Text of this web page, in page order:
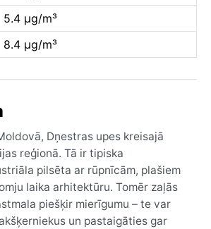
5.4 µg/m³
8.4 µg/m³
Dņestras upes kreisajā
reģionā. Tā ir tipiska
pilsēta ar rūpnīcām, plašiem
laika arhitektūru. Tomēr zaļās
piešķir mierīgumu – te var
un pastaigāties gar